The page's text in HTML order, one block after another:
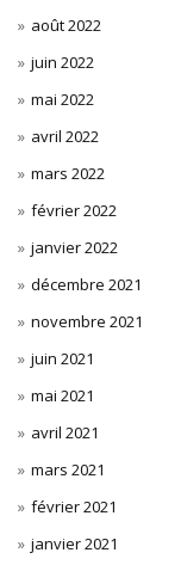
août 2022
juin 2022
mai 2022
avril 2022
mars 2022
février 2022
janvier 2022
décembre 2021
novembre 2021
juin 2021
mai 2021
avril 2021
mars 2021
février 2021
janvier 2021